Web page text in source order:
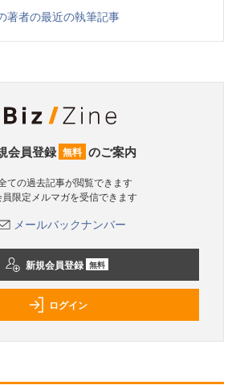
著者の最近の執筆記事
会員登録 無料 のご案内
ての過去記事が閲覧できます
員限定メルマガを受信できます
メールバックナンバー
新規会員登録 無料
ログイン